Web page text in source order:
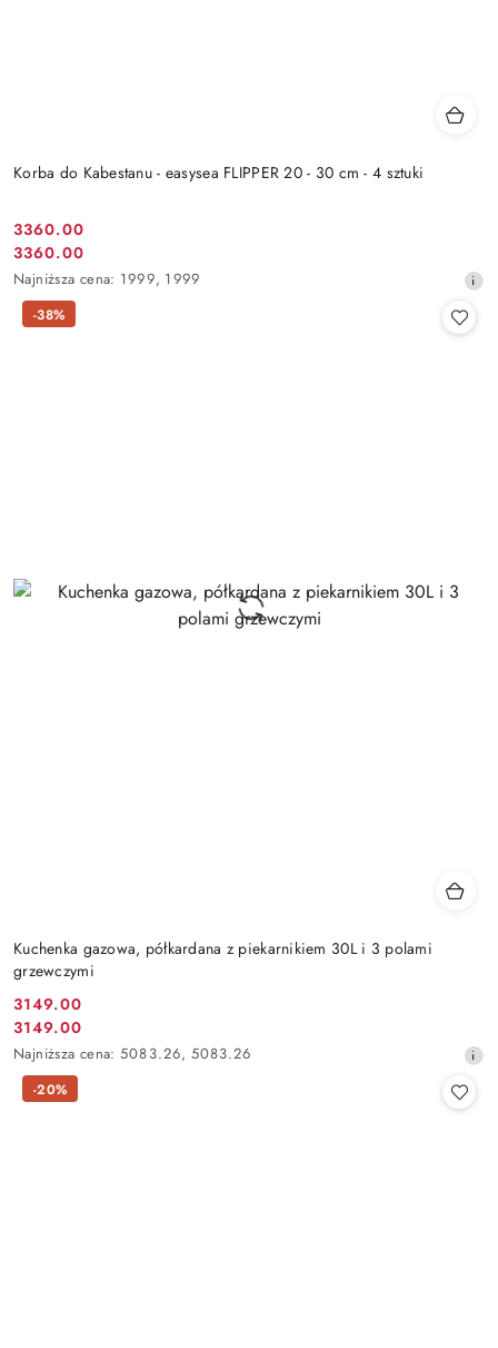
Korba do Kabestanu - easysea FLIPPER 20 - 30 cm - 4 sztuki
Cena
promocyjna:
3360.00
Cena
promocyjna:
3360.00
Najniższa
cena
Najniższa cena: 1999, 1999
Kuchenka gazowa, półkardana z piekarnikiem 30L i 3 polami
grzewczymi
Cena
promocyjna:
3149.00
Cena
promocyjna:
3149.00
Najniższa
cena
Najniższa cena: 5083.26, 5083.26
-38%
-20%